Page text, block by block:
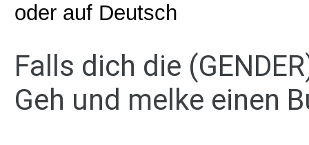
oder auf Deutsch
Falls dich die
Geh und melke einen